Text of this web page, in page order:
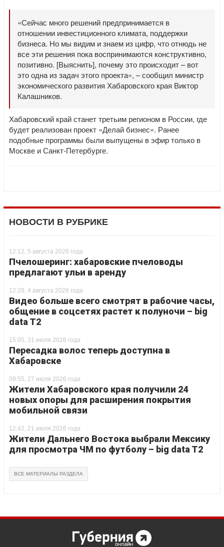
«Сейчас много решений предпринимается в
отношении инвестиционного климата, поддержки
бизнеса. Но мы видим и знаем из цифр, что отнюдь не
все эти решения пока воспринимаются конструктивно,
позитивно. [Выяснить], почему это происходит – вот
это одна из задач этого проекта», – сообщил министр
экономического развития Хабаровского края Виктор
Калашников.
Хабаровский край станет третьим регионом в России, где
будет реализован проект «Делай бизнес». Ранее
подобные программы были выпущены в эфир только в
Москве и Санкт-Петербурге.
НОВОСТИ В РУБРИКЕ
12:12, 5 августа 2026 года
Пчелошеринг: хабаровские пчеловоды
предлагают ульи в аренду
12:28, 4 августа 2026 года
Видео больше всего смотрят в рабочие часы,
общение в соцсетях растет к полуночи – big
data T2
15:05, 31 июля 2026 года
Пересадка волос теперь доступна в
Хабаровске
09:55, 27 июля 2026 года
Жители Хабаровского края получили 24
новых опоры для расширения покрытия
мобильной связи
12:42, 21 июля 2026 года
Жители Дальнего Востока выбрали Мексику
для просмотра ЧМ по футболу – big data T2
ВСЕ МАТЕРИАЛЫ РАЗДЕЛА